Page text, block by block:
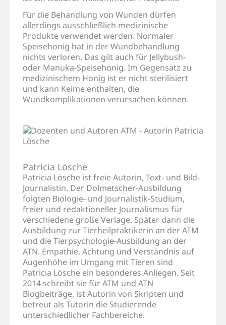
Für die Behandlung von Wunden dürfen
allerdings ausschließlich medizinische
Produkte verwendet werden. Normaler
Speisehonig hat in der Wundbehandlung
nichts verloren. Das gilt auch für Jellybush-
oder Manuka-Speisehonig. Im Gegensatz zu
medizinischem Honig ist er nicht sterilisiert
und kann Keime enthalten, die
Wundkomplikationen verursachen können.
Patricia Lösche
Patricia Lösche ist freie Autorin, Text- und Bild-
Journalistin. Der Dolmetscher-Ausbildung
folgten Biologie- und Journalistik-Studium,
freier und redaktioneller Journalismus für
verschiedene große Verlage. Später dann die
Ausbildung zur Tierheilpraktikerin an der ATM
und die Tierpsychologie-Ausbildung an der
ATN. Empathie, Achtung und Verständnis auf
Augenhöhe im Umgang mit Tieren sind
Patricia Lösche ein besonderes Anliegen. Seit
2014 schreibt sie für ATM und ATN
Blogbeiträge, ist Autorin von Skripten und
betreut als Tutorin die Studierende
unterschiedlicher Fachbereiche.